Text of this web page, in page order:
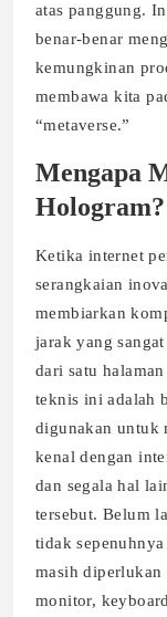
atas panggung.
benar-benar
kemungkinan
membawa kita
“metaverse.”
Mengapa
Hologram?
Ketika internet
serangkaian
membiarkan
jarak yang
dari satu
teknis ini adalah
digunakan untuk
kenal dengan
dan segala hal
tersebut. Belum
tidak
masih diperlukan
monitor,